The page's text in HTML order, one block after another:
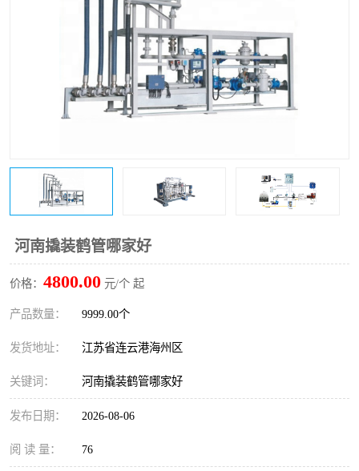
河南撬装鹤管哪家好
价格： 4800.00 元/个 起
产品数量： 9999.00个
发货地址： 江苏省连云港海州区
关键词： 河南撬装鹤管哪家好
发布日期： 2026-08-06
阅 读 量： 76
汽车鹤管
火车鹤管